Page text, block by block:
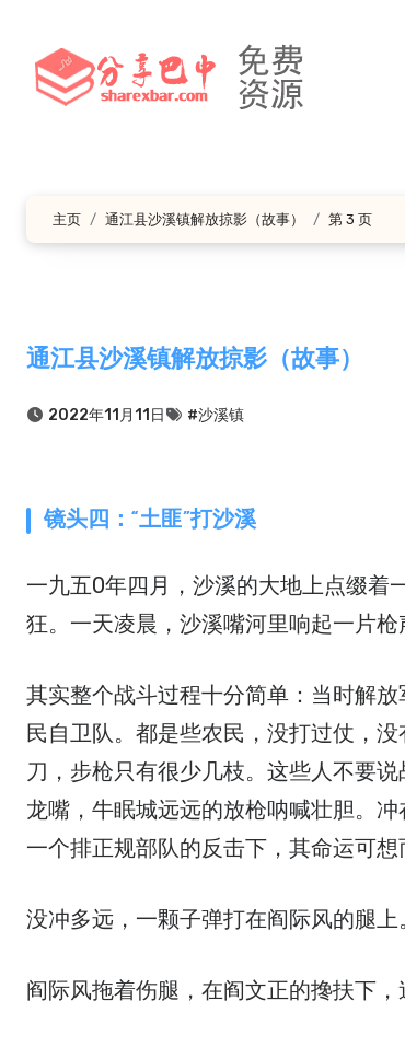
主页 通江县沙溪镇解放掠影（故事） 第 3 页
通江县沙溪镇解放掠影（故事）
2022年11月11日 #沙溪镇
镜头四：“土匪”打沙溪
一九五0年四月，沙溪的大地上点缀着一片一片的罂粟花，象人身上的溃疡，乌红乌红的，放射出他最后的疯
狂。一天凌晨，沙溪嘴河里响起一片枪
其实整个战斗过程十分简单：当时解
民自卫队。都是些农民，没打过仗，
刀，步枪只有很少几枝。这些人不要
龙嘴，牛眠城远远的放枪呐喊壮胆。
一个排正规部队的反击下，其命运可想
没冲多远，一颗子弹打在阎际风的腿
阎际风拖着伤腿，在阎文正的搀扶下